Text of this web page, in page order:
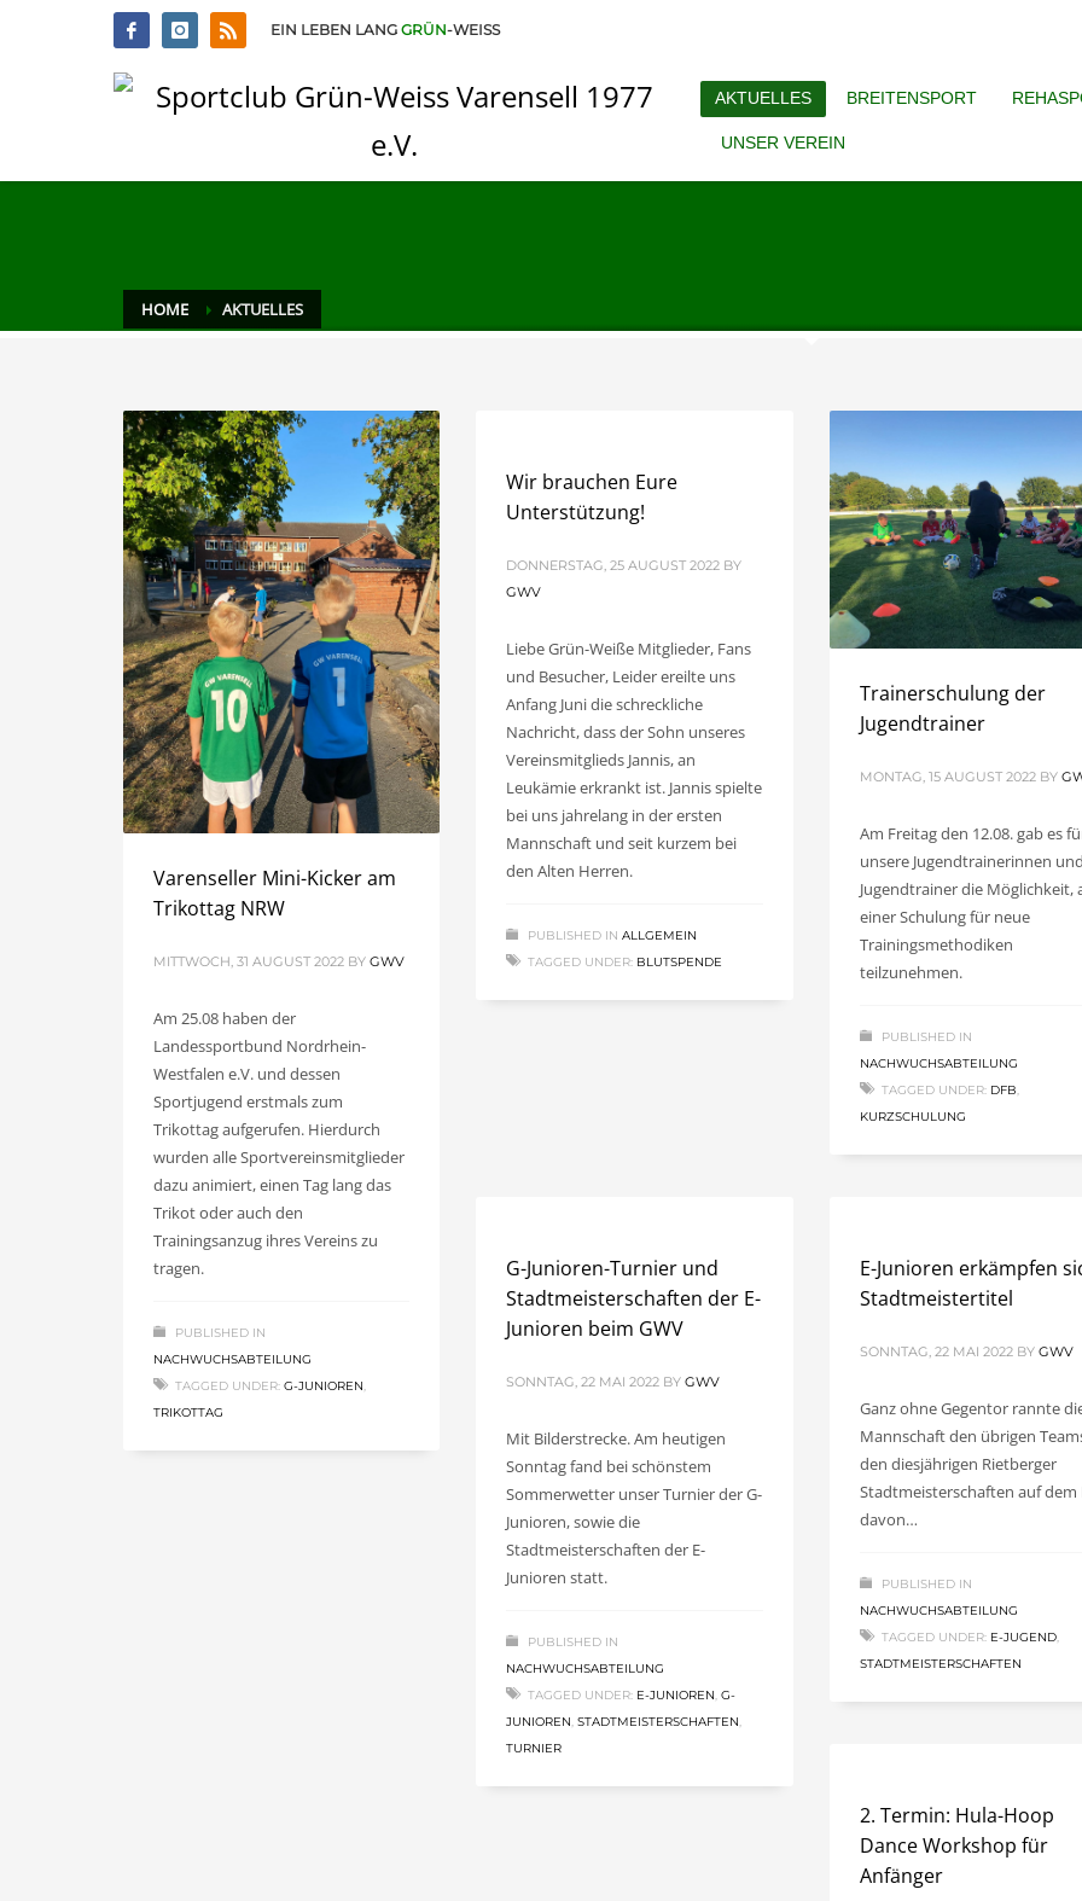
EIN LEBEN LANG GRÜN-WEISS
AKTUELLES BREITENSPORT
UNSER VEREIN
HOME AKTUELLES
Varenseller Mini-Kicker am
Trikottag NRW
MITTWOCH, 31 AUGUST 2022 BY GWV
Am 25.08 haben der
Landessportbund Nordrhein-
Westfalen e.V. und dessen
Sportjugend erstmals zum
Trikottag aufgerufen. Hierdurch
wurden alle Sportvereinsmitglieder
dazu animiert, einen Tag lang das
Trikot oder auch den
Trainingsanzug ihres Vereins zu
tragen.
PUBLISHED IN
NACHWUCHSABTEILUNG
TAGGED UNDER: G-JUNIOREN,
TRIKOTTAG
Wir brauchen Eure
Unterstützung!
DONNERSTAG, 25 AUGUST 2022 BY
GWV
Liebe Grün-Weiße Mitglieder, Fans
und Besucher, Leider ereilte uns
Anfang Juni die schreckliche
Nachricht, dass der Sohn unseres
Vereinsmitglieds Jannis, an
Leukämie erkrankt ist. Jannis spielte
bei uns jahrelang in der ersten
Mannschaft und seit kurzem bei
den Alten Herren.
PUBLISHED IN ALLGEMEIN
TAGGED UNDER: BLUTSPENDE
Trainerschulung der
Jugendtrainer
MONTAG, 15 AUGUST 2022 BY
Am Freitag den 12.08. gab es
unsere Jugendtrainerinnen und
Jugendtrainer die Möglichkeit,
einer Schulung für neue
Trainingsmethodiken
teilzunehmen.
PUBLISHED IN
NACHWUCHSABTEILUNG
TAGGED UNDER: DFB,
KURZSCHULUNG
G-Junioren-Turnier und
Stadtmeisterschaften der E-
Junioren beim GWV
SONNTAG, 22 MAI 2022 BYGWV
Mit Bilderstrecke. Am heutigen
Sonntag fand bei schönstem
Sommerwetter unser Turnier der G-
Junioren, sowie die
Stadtmeisterschaften der E-
Junioren statt.
PUBLISHED IN
NACHWUCHSABTEILUNG
TAGGED UNDER: E-JUNIOREN,G-
JUNIOREN,STADTMEISTERSCHAFTEN,
TURNIER
E-Junioren erkämpfen
Stadtmeistertitel
SONNTAG, 22 MAI 2022 BY GWV
Ganz ohne Gegentor rannte
Mannschaft den übrigen
den diesjährigen Rietberger
Stadtmeisterschaften auf dem
davon…
PUBLISHED IN
NACHWUCHSABTEILUNG
TAGGED UNDER: E-JUGEND,
STADTMEISTERSCHAFTEN
2. Termin: Hula-Hoop
Dance Workshop für
Anfänger